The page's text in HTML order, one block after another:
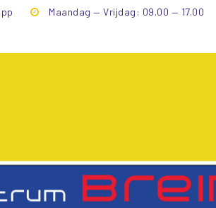
Maandag — Vrijdag: 09.00 — 17.00
Saturday